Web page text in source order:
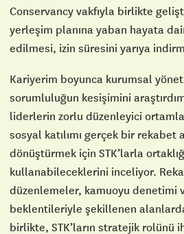
Conservancy vakfıyla birlikte
yerleşim planına yaban hayata
edilmesi, izin süresini yarıya
Kariyerim boyunca kurumsal
sorumluluğun kesişimini
liderlerin zorlu düzenleyici
sosyal katılımı gerçek bir rekabet
dönüştürmek için STK’larla
kullanabileceklerini inceliyor.
düzenlemeler, kamuoyu denetimi
beklentileriyle şekillenen
birlikte, STK’ların stratejik rolünü